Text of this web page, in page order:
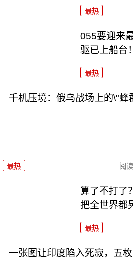
最热
055要迎来
驱已上船台！
最热
千机压境：俄乌战场上的\"蜂
最热 阅读
算了不打了
把全世界都
最热
一张图让印度陷入死寂，五